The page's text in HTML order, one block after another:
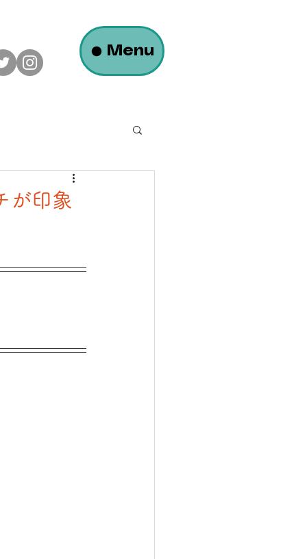
Menu
トのある平屋の家
が印象